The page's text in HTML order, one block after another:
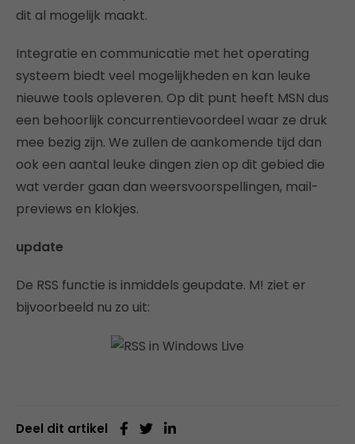
dit al mogelijk maakt.
Integratie en communicatie met het operating
systeem biedt veel mogelijkheden en kan leuke
nieuwe tools opleveren. Op dit punt heeft MSN dus
een behoorlijk concurrentievoordeel waar ze druk
mee bezig zijn. We zullen de aankomende tijd dan
ook een aantal leuke dingen zien op dit gebied die
wat verder gaan dan weersvoorspellingen, mail-
previews en klokjes.
update
De RSS functie is inmiddels geupdate. M! ziet er
bijvoorbeeld nu zo uit:
Deel dit artikel